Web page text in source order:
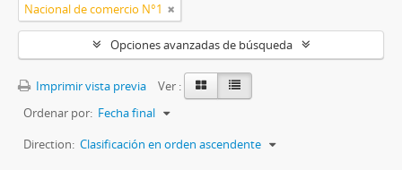
Nacional de comercio N°1
Opciones avanzadas de búsqueda
Imprimir vista previa
Ver :
Ordenar por: Fecha final
Direction: Clasificación en orden ascendente